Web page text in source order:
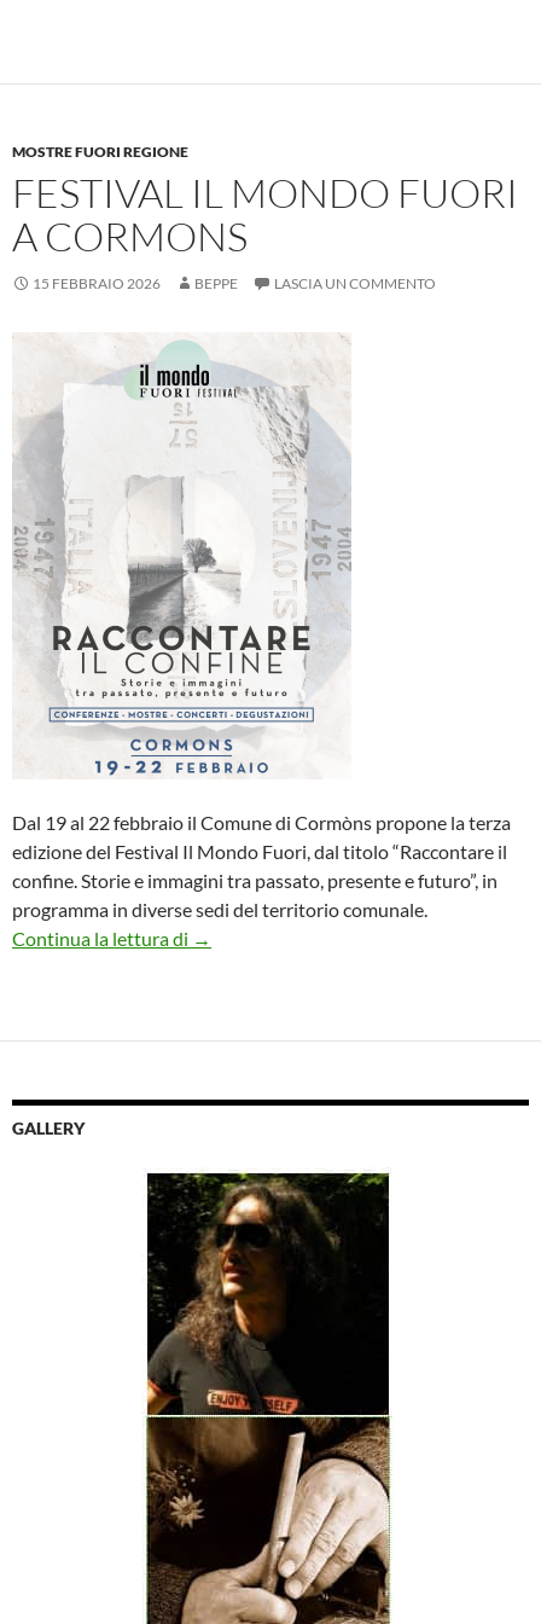
MOSTRE FUORI REGIONE
FESTIVAL IL MONDO FUORI
A CORMONS
15 FEBBRAIO 2026 BEPPE LASCIA UN COMMENTO
Dal 19 al 22 febbraio il Comune di Cormòns propone la terza
edizione del Festival Il Mondo Fuori, dal titolo “Raccontare il
confine. Storie e immagini tra passato, presente e futuro”, in
programma in diverse sedi del territorio comunale.
Continua la lettura di
Festival Il Mondo Fuori a Cormons
→
GALLERY